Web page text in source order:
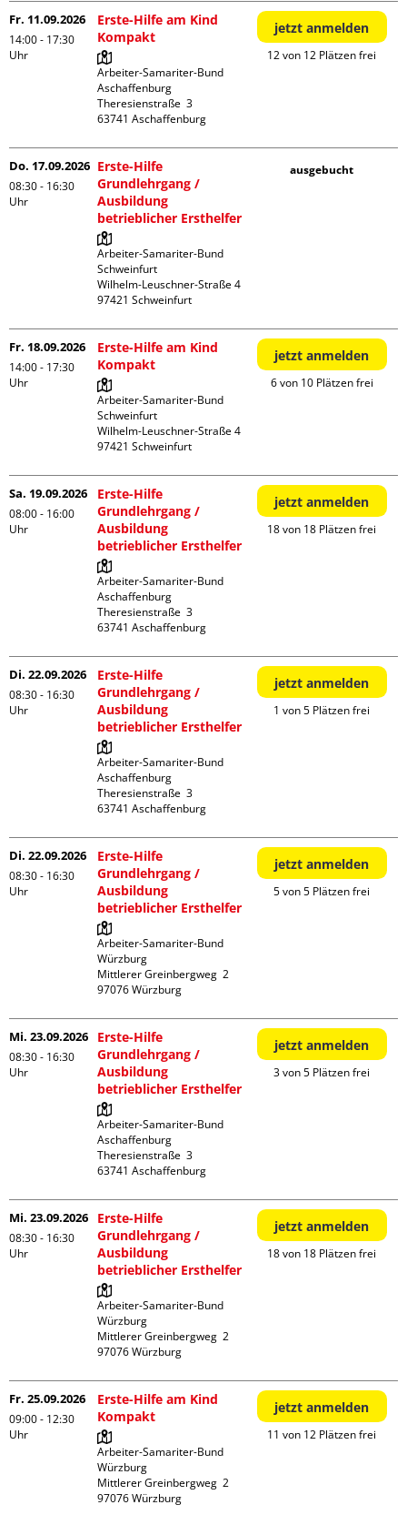
Fr. 11.09.2026
14:00 - 17:30
Uhr
Erste-Hilfe am Kind
Kompakt
Arbeiter-Samariter-Bund
Aschaffenburg
Theresienstraße  3
jetzt anmelden
12 von 12 Plätzen frei
Do. 17.09.2026
08:30 - 16:30
Uhr
Erste-Hilfe
Grundlehrgang /
Ausbildung
betrieblicher Ersthelfer
Arbeiter-Samariter-Bund
Schweinfurt
Wilhelm-Leuschner-Straße 4
ausgebucht
Fr. 18.09.2026
14:00 - 17:30
Uhr
Erste-Hilfe am Kind
Kompakt
Arbeiter-Samariter-Bund
Schweinfurt
Wilhelm-Leuschner-Straße 4
jetzt anmelden
6 von 10 Plätzen frei
Sa. 19.09.2026
08:00 - 16:00
Uhr
Erste-Hilfe
Grundlehrgang /
Ausbildung
betrieblicher Ersthelfer
Arbeiter-Samariter-Bund
Aschaffenburg
Theresienstraße  3
jetzt anmelden
18 von 18 Plätzen frei
Di. 22.09.2026
08:30 - 16:30
Uhr
Erste-Hilfe
Grundlehrgang /
Ausbildung
betrieblicher Ersthelfer
Arbeiter-Samariter-Bund
Aschaffenburg
Theresienstraße  3
jetzt anmelden
1 von 5 Plätzen frei
Di. 22.09.2026
08:30 - 16:30
Uhr
Erste-Hilfe
Grundlehrgang /
Ausbildung
betrieblicher Ersthelfer
Arbeiter-Samariter-Bund
Würzburg
Mittlerer Greinbergweg  2
jetzt anmelden
5 von 5 Plätzen frei
Mi. 23.09.2026
08:30 - 16:30
Uhr
Erste-Hilfe
Grundlehrgang /
Ausbildung
betrieblicher Ersthelfer
Arbeiter-Samariter-Bund
Aschaffenburg
Theresienstraße  3
jetzt anmelden
3 von 5 Plätzen frei
Mi. 23.09.2026
08:30 - 16:30
Uhr
Erste-Hilfe
Grundlehrgang /
Ausbildung
betrieblicher Ersthelfer
Arbeiter-Samariter-Bund
Würzburg
Mittlerer Greinbergweg  2
jetzt anmelden
18 von 18 Plätzen frei
Fr. 25.09.2026
09:00 - 12:30
Uhr
Erste-Hilfe am Kind
Kompakt
Arbeiter-Samariter-Bund
Würzburg
Mittlerer Greinbergweg  2
jetzt anmelden
11 von 12 Plätzen frei